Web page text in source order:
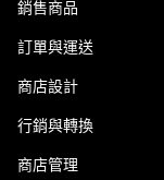
銷售商品
訂單與運送
商店設計
行銷與轉換
商店管理